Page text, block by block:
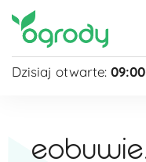
Dzisiaj otwarte:
Niedziela